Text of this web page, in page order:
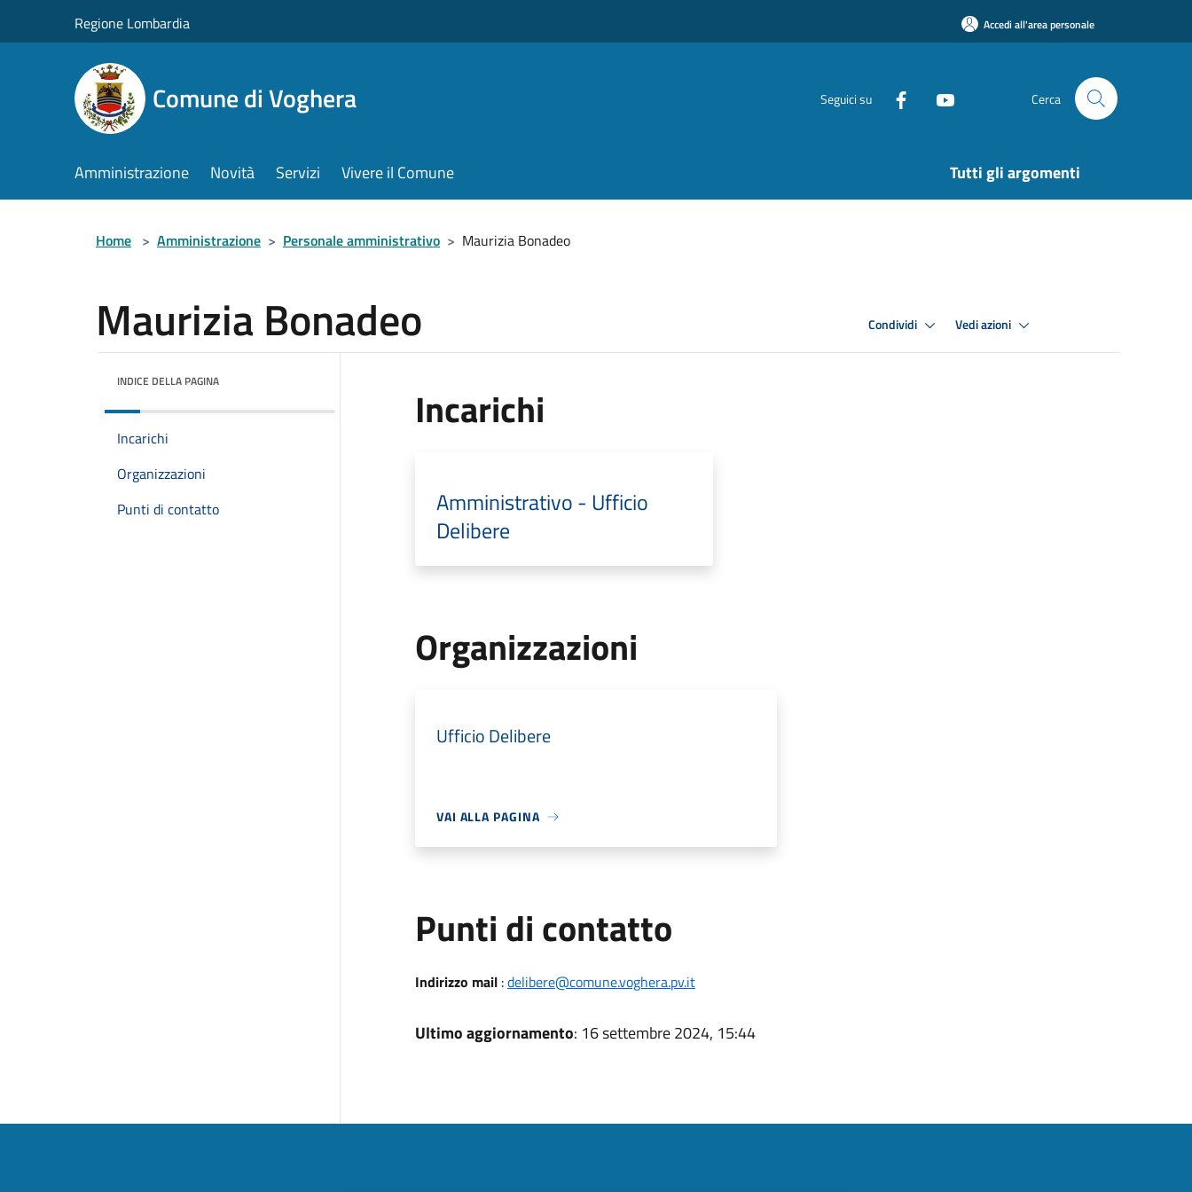
Regione Lombardia Accedi all'area personale
Comune di Voghera Seguici su Cerca
Amministrazione Novità Servizi Vivere il Comune Tutti gli argomenti
Home > Amministrazione > Personale amministrativo > Maurizia Bonadeo
Maurizia Bonadeo Condividi Vedi azioni
INDICE DELLA PAGINA
Incarichi
Organizzazioni
Punti di contatto
Incarichi
Amministrativo - Ufficio
Delibere
Organizzazioni
Ufficio Delibere
VAI ALLA PAGINA
Punti di contatto
Indirizzo mail:delibere@comune.voghera.pv.it
Ultimo aggiornamento: 16 settembre 2024, 15:44